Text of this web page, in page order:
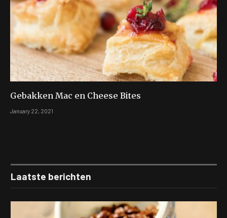
Gebakken Mac en Cheese Bites
January 22, 2021
Laatste berichten